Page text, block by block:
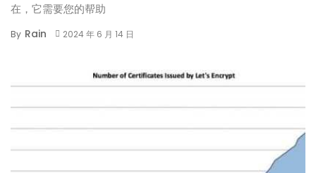
在，它需要您的帮助
By Rain 2024 年 6 月 14 日